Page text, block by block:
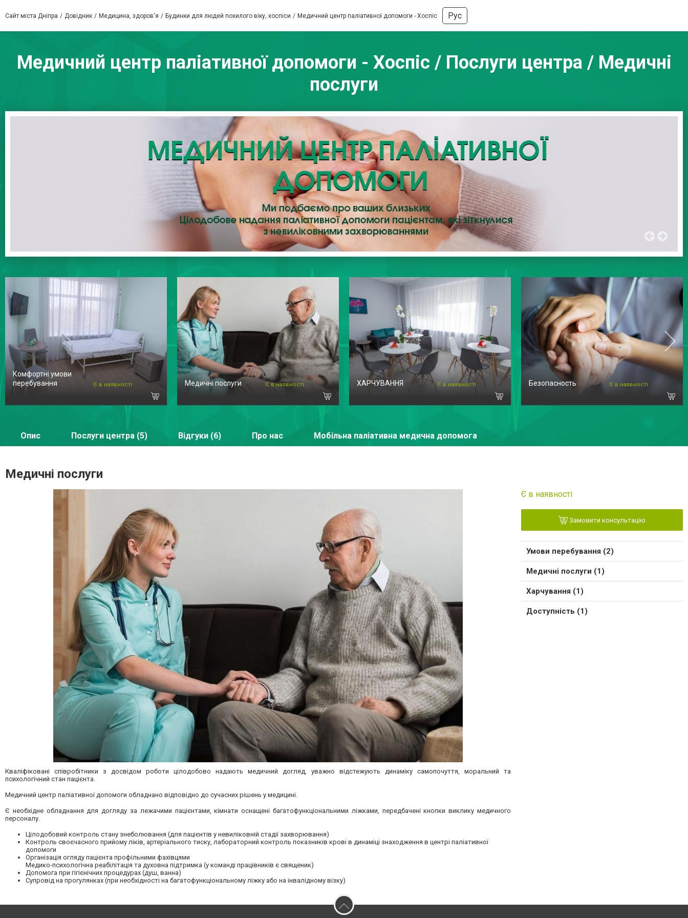
Сайт міста Дніпра Довідник Медицина, здоров'я Будинки для людей похилого віку, хоспіси Медичний центр паліативної допомоги - Хоспіс Рус
Медичний центр паліативної допомоги - Хоспіс / Послуги центра / Медичні
послуги
Комфортні умови
перебування
Є в наявності Медичні послуги Є в наявності ХАРЧУВАННЯ Є в наявності Безопасность Є в наявності
Опис Послуги центра (5) Відгуки (6) Про нас Мобільна паліативна медична допомога
Медичні послуги
Кваліфіковані співробітники з досвідом роботи цілодобово надають медичний догляд, уважно відстежують динаміку самопочуття, моральний та
психологічний стан пацієнта.
Медичний центр паліативної допомоги обладнано відповідно до сучасних рішень у медицині.
Є необхідне обладнання для догляду за лежачими пацієнтами, кімнати оснащені багатофункціональними ліжками, передбачені кнопки виклику медичного
персоналу.
Цілодобовий контроль стану знеболювання (для пацієнтів у невиліковній стадії захворювання)
Контроль своєчасного прийому ліків, артеріального тиску, лабораторний контроль показників крові в динаміці знаходження в центрі паліативної
допомоги
Організація огляду пацієнта профільними фахівцями
Медико-психологічна реабілітація та духовна підтримка (у команді працівників є священик)
Допомога при гігієнічних процедурах (душ, ванна)
Супровід на прогулянках (при необхідності на багатофункціональному ліжку або на інвалідному візку)
Є в наявності
Замовити консультацію
Умови перебування (2)
Медичні послуги (1)
Харчування (1)
Доступність (1)